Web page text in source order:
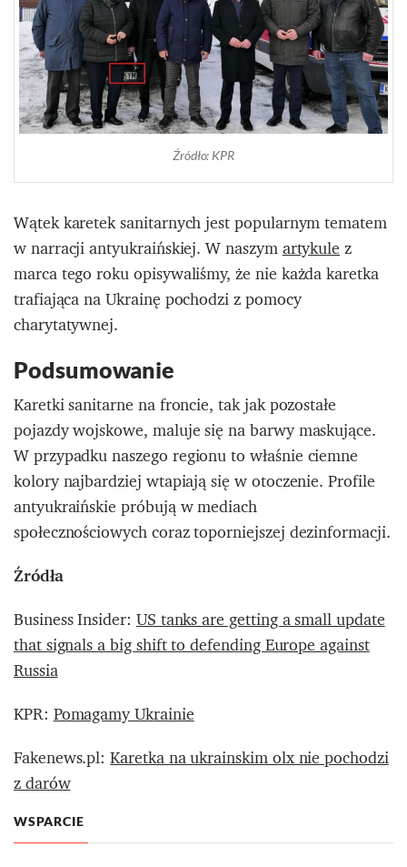
Źródło: KPR
Wątek karetek sanitarnych jest popularnym tematem
w narracji antyukraińskiej. W naszymartykulez
marca tego roku opisywaliśmy, że nie każda karetka
trafiająca na Ukrainę pochodzi z pomocy
charytatywnej.
Podsumowanie
Karetki sanitarne na froncie, tak jak pozostałe
pojazdy wojskowe, maluje się na barwy maskujące.
W przypadku naszego regionu to właśnie ciemne
kolory najbardziej wtapiają się w otoczenie. Profile
antyukraińskie próbują w mediach
społecznościowych coraz toporniejszej dezinformacji.
Źródła
Business Insider:US tanks are getting a small update
that signals a big shift to defending Europe against
Russia
KPR:Pomagamy Ukrainie
Fakenews.pl:Karetka na ukrainskim olx nie pochodzi
z darów
WSPARCIE